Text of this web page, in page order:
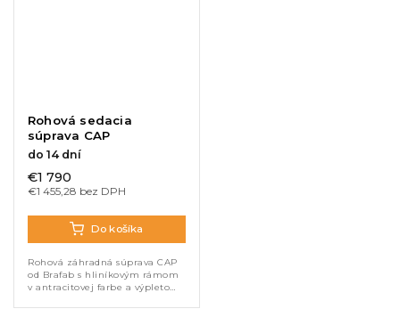
Rohová sedacia
súprava CAP
do 14 dní
€1 455,28 bez DPH
€1 790
Do košíka
Rohová záhradná súprava CAP
od Brafab s hliníkovým rámom
v antracitovej farbe a výpletom